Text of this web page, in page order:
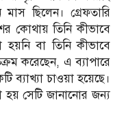
ছিলেন। গ্রেফতারি
কোথায় তিনি কীভাবে
বা তিনি কীভাবে
করেছেন, এ ব্যাপারে
ব্যাখ্যা চাওয়া হয়েছে।
হয় সেটি জানানোর জন্য